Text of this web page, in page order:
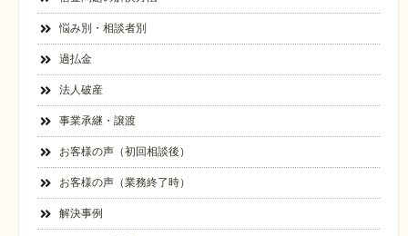
悩み別・相談者別
過払金
法人破産
事業承継・譲渡
お客様の声（初回相談後）
お客様の声（業務終了時）
解決事例